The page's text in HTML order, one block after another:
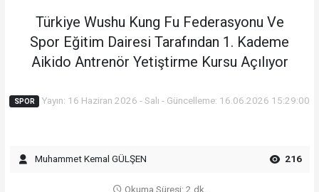
Türkiye Wushu Kung Fu Federasyonu Ve
Spor Eğitim Dairesi Tarafından 1. Kademe
Aikido Antrenör Yetiştirme Kursu Açılıyor
SPOR Yayın: 16 Haziran 2026 - Salı - Güncelleme: 16.06.2026 15:29:00
Muhammet Kemal GÜLŞEN 216
Okuma Süresi: 2 dk.